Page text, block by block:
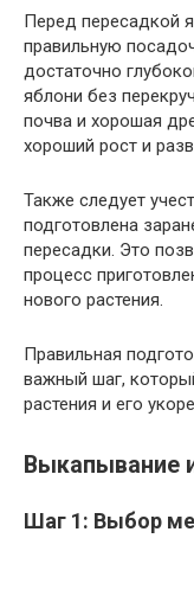
Перед пересадкой
правильную
достаточно
яблони без
почва и хорошая
хороший рост и
Также следует
подготовлена
пересадки. Это
процесс
нового растения.
Правильная
важный шаг,
растения и его
Выкапывание
Шаг 1: Выбор